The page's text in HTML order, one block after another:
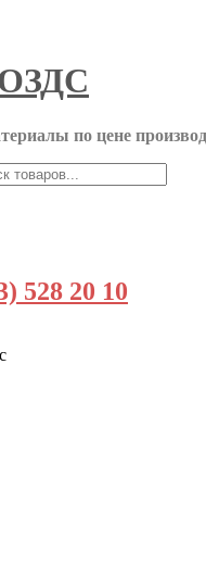
по цене
528 20 10